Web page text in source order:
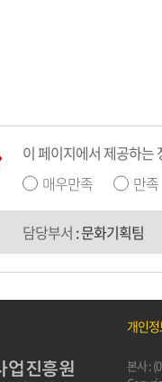
이 페이지에서 제공하는
매우만족
만족
담당부서 : 문화기획팀
개인
본사 :